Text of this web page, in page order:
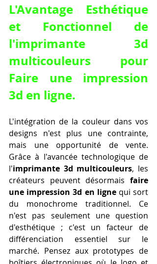
L'Avantage Esthétique
et Fonctionnel de
l'imprimante 3d
multicouleurs
Faire une impression
3d en ligne.
L'intégration de la couleur dans vos
designs n'est plus une contrainte,
mais une opportunité de vente.
Grâce à l'avancée technologique de
l'imprimante 3d multicouleurs, les
créateurs peuvent désormais faire
une impression 3d en ligne qui sort
du monochrome traditionnel. Ce
n'est pas seulement une question
d'esthétique ; c'est un facteur de
différenciation essentiel sur le
marché. Pensez aux prototypes de